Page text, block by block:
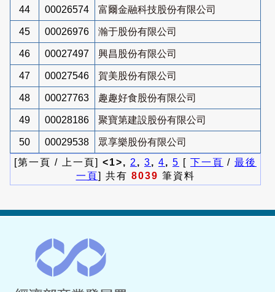
44 00026574 富爾金融科技股份有限公司
45 00026976 瀚于股份有限公司
46 00027497 興昌股份有限公司
47 00027546 賀美股份有限公司
48 00027763 趣趣好食股份有限公司
49 00028186 聚寶第建設股份有限公司
50 00029538
眾享樂股份有限公司
[第一頁 / 上一頁] <1>, 2 , 3, 4, 5 [ 下一頁 / 最後
一頁] 共有 8039 筆資料